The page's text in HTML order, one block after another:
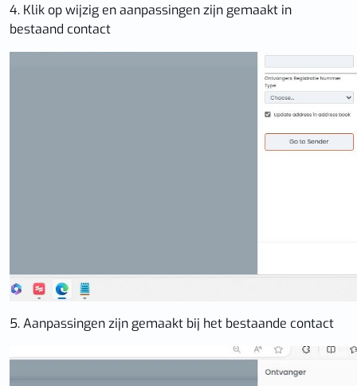
4. Klik op wijzig en aanpassingen zijn gemaakt in
bestaand contact
5. Aanpassingen zijn gemaakt bij het bestaande contact